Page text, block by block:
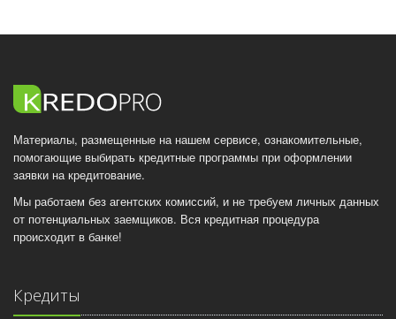
Материалы, размещенные на нашем сервисе, ознакомительные,
помогающие выбирать кредитные программы при оформлении
заявки на кредитование.
Мы работаем без агентских комиссий, и не требуем личных данных
от потенциальных заемщиков. Вся кредитная процедура
происходит в банке!
Кредиты